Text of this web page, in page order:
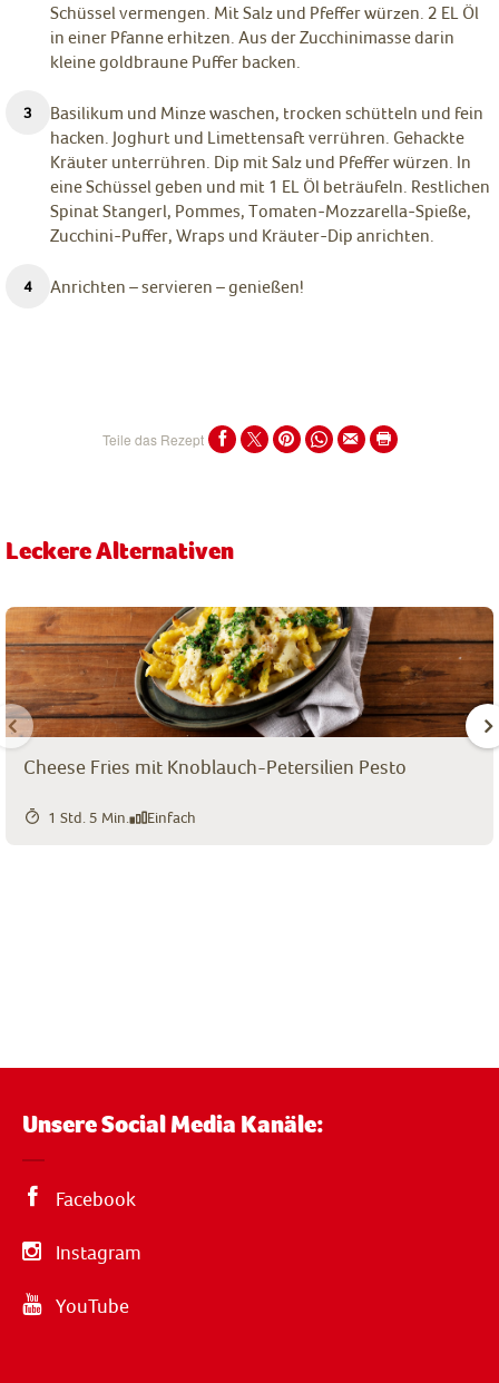
Schüssel vermengen. Mit Salz und Pfeffer würzen. 2 EL Öl
in einer Pfanne erhitzen. Aus der Zucchinimasse darin
kleine goldbraune Puffer backen.
Basilikum und Minze waschen, trocken schütteln und fein
hacken. Joghurt und Limettensaft verrühren. Gehackte
Kräuter unterrühren. Dip mit Salz und Pfeffer würzen. In
eine Schüssel geben und mit 1 EL Öl beträufeln. Restlichen
Spinat Stangerl, Pommes, Tomaten-Mozzarella-Spieße,
Zucchini-Puffer, Wraps und Kräuter-Dip anrichten.
Anrichten – servieren – genießen!
Teile das Rezept
Leckere Alternativen
Cheese Fries mit Knoblauch-Petersilien Pesto
1 Std. 5 Min. Einfach
Unsere Social Media Kanäle:
Facebook
Instagram
YouTube